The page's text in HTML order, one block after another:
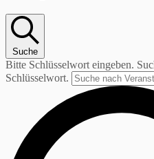
Suche
Bitte Schlüsselwort eingeben.
Schlüsselwort.